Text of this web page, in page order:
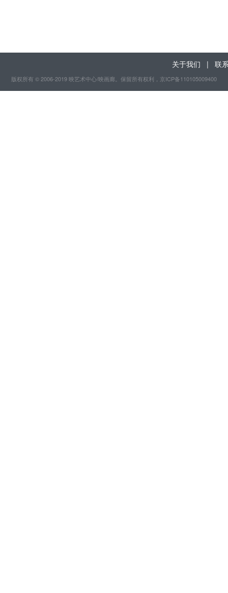
关于我们 | 联
版权所有 © 2006-2019 映艺术中心/映画廊。保留所有权利 ，京ICP备110105009400